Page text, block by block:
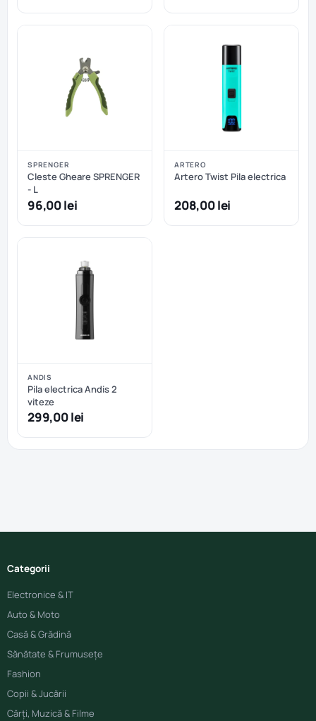
SPRENGER
Cleste Gheare SPRENGER
- L
96,00 lei
ARTERO
Artero Twist Pila electrica
208,00 lei
ANDIS
Pila electrica Andis 2
viteze
299,00 lei
Categorii
Electronice & IT
Auto & Moto
Casă & Grădină
Sănătate & Frumusețe
Fashion
Copii & Jucării
Cărți, Muzică & Filme